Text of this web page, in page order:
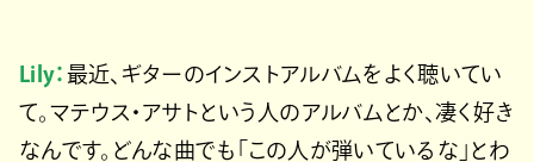
Lily： 最近、ギターのインストアルバムをよく聴いてい
て。マテウス・アサトという人のアルバムとか、凄く好き
なんです。どんな曲でも「この人が弾いているな」とわ